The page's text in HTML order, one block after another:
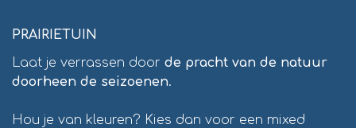
PRAIRIETUIN
Laat je verrassen door de pracht van de natuur
doorheen de seizoenen.
Hou je van kleuren? Kies dan voor een mixed